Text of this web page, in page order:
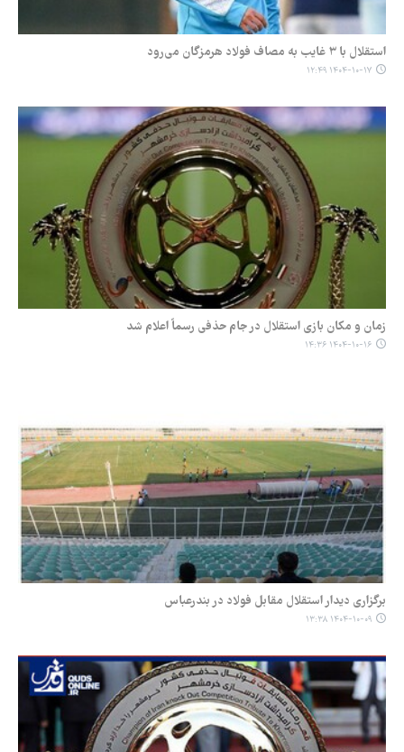
استقلال با ۳ غایب به مصاف فولاد هرمزگان می‌رود
۱۴۰۴-۱۰-۱۷ ۱۲:۴۹
زمان و مکان بازی استقلال در جام حذفی رسماً اعلام شد
۱۴۰۴-۱۰-۱۶ ۱۴:۳۶
برگزاری دیدار استقلال مقابل فولاد در بندرعباس
۱۴۰۴-۱۰-۰۹ ۱۳:۳۸